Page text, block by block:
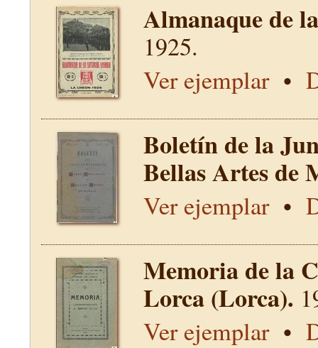
Almanaque de
1925.
Ver ejemplar•
Boletín de la
Bellas Artes
Ver ejemplar•
Memoria de la
Lorca (Lorca).
Ver ejemplar•